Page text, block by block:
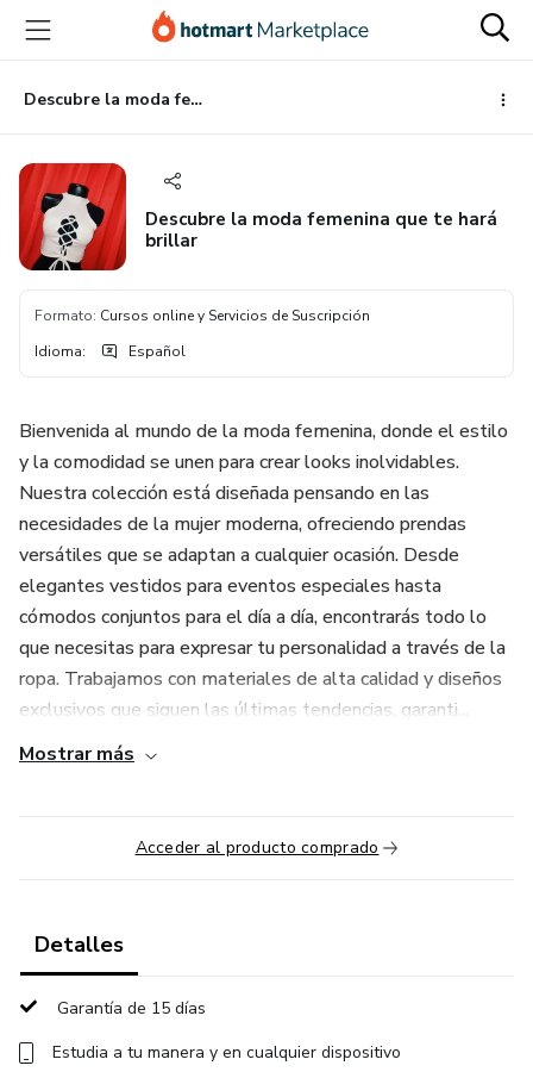
principal
página
de
página
Descubre la moda femenina que te hará brillar
Descubre la moda femenina que te hará
brillar
Formato: Cursos online y Servicios de Suscripción
Idioma: Español
Bienvenida al mundo de la moda femenina, donde el estilo
y la comodidad se unen para crear looks inolvidables.
Nuestra colección está diseñada pensando en las
necesidades de la mujer moderna, ofreciendo prendas
versátiles que se adaptan a cualquier ocasión. Desde
elegantes vestidos para eventos especiales hasta
cómodos conjuntos para el día a día, encontrarás todo lo
que necesitas para expresar tu personalidad a través de la
ropa. Trabajamos con materiales de alta calidad y diseños
exclusivos que siguen las últimas tendencias, garanti...
Mostrar más
Acceder al producto comprado
Detalles
Garantía de 15 días
Estudia a tu manera y en cualquier dispositivo